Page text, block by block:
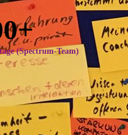
(Spectrum-Team)